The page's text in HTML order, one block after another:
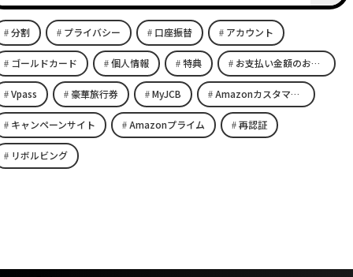
分割 プライバシー 口座振替 アカウント
ゴールドカード 個人情報 特典 お支払い金額のお知らせ
Vpass 豪華旅行券 MyJCB Amazonカスタマーサービス
キャンペーンサイト Amazonプライム 再認証
リボルビング